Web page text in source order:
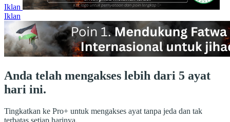
Iklan
Iklan
Anda telah mengakses lebih dari 5 ayat
hari ini.
Tingkatkan ke Pro+ untuk mengakses ayat tanpa jeda dan tak